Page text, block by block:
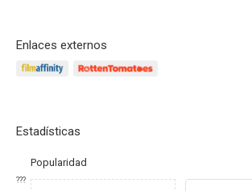
Enlaces externos
Estadísticas
Popularidad
???